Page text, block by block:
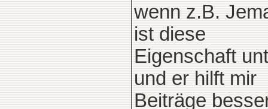
wenn z.B.
ist diese
Eigenschaft
und er hilft mir
Beiträge